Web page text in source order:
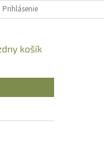
Prihlásenie
košík